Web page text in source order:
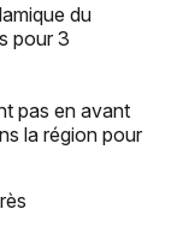
du
pour 3
pas en avant
la région pour